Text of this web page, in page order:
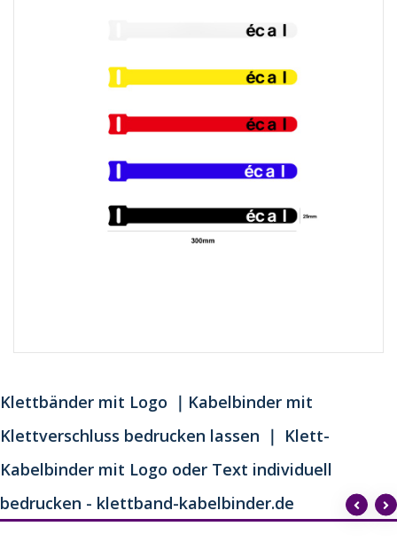
Klettbänder mit Logo ｜Kabelbinder mit
Klettverschluss bedrucken lassen ｜ Klett-
Kabelbinder mit Logo oder Text individuell
bedrucken - klettband-kabelbinder.de